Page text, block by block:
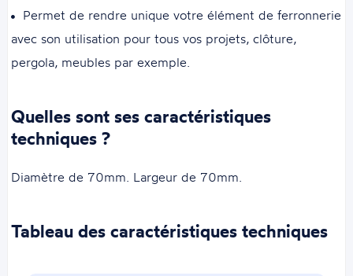
Permet de rendre unique votre élément de ferronnerie
avec son utilisation pour tous vos projets, clôture,
pergola, meubles par exemple.
Quelles sont ses caractéristiques
techniques ?
Diamètre de 70mm. Largeur de 70mm.
Tableau des caractéristiques techniques